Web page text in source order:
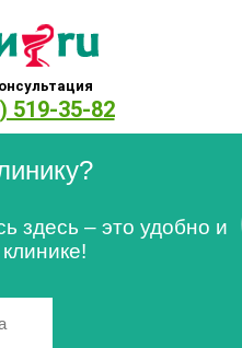
519-35-82
здесь – это удобно и